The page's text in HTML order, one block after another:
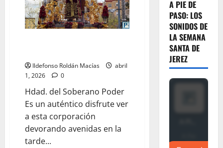
Ildefonso Roldán Macías
abril
1, 2026
0
Hdad. del Soberano Poder
Es un auténtico disfrute ver
a esta corporación
devorando avenidas en la
tarde...
A PIE DE
PASO: LOS
SONIDOS DE
LA SEMANA
SANTA DE
JEREZ